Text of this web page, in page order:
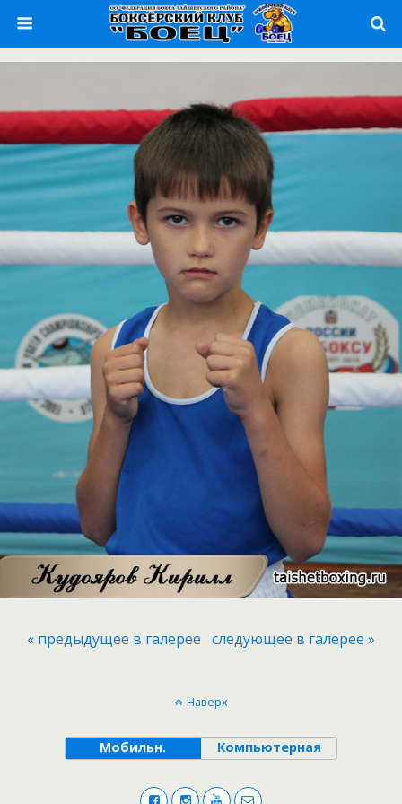
« предыдущее в галерее следующее в галерее »
Наверх
Мобильн. Компьютерная